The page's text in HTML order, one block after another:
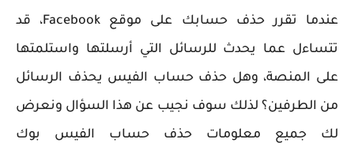
عندما تقرر حذف حسابك على موقع Facebook، قد
تتساءل عما يحدث للرسائل التي أرسلتها واستلمتها
على المنصة، وهل حذف حساب الفيس يحذف الرسائل
من الطرفين؟ لذلك سوف نجيب عن هذا السؤال ونعرض
لك جميع معلومات حذف حساب الفيس بوك